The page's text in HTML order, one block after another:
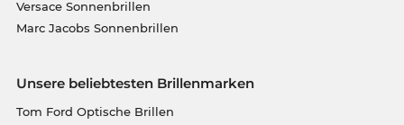
Versace Sonnenbrillen
Marc Jacobs Sonnenbrillen
Unsere beliebtesten Brillenmarken
Tom Ford Optische Brillen